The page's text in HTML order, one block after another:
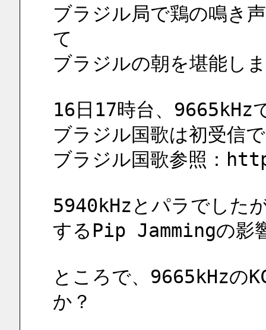
ブラジル局で鶏の鳴き
て
ブラジルの朝を堪能し
16日17時台、9665kHz
ブラジル国歌は初受信
ブラジル国歌参照：
5940kHzとパラでした
するPip Jammingの影
ところで、9665kHzの
か？